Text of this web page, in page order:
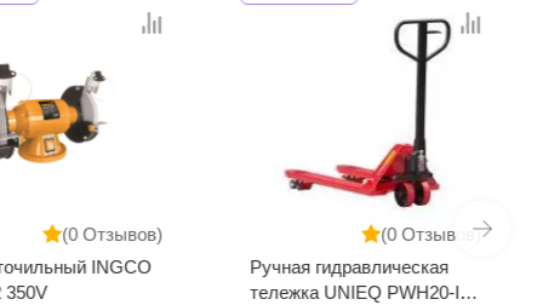
(0 Отзывов)
INGCO
350V
(0 Отзывов)
Ручная гидравлическая
тележка UNIEQ PWH20-III